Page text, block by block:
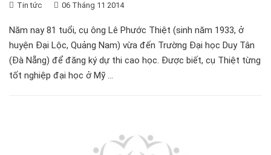
Tin tức 06 Tháng 11 2014
Năm nay 81 tuổi, cụ ông Lê Phước Thiệt (sinh năm 1933, ở
huyện Đại Lộc, Quảng Nam) vừa đến Trường Đại học Duy Tân
(Đà Nẵng) để đăng ký dự thi cao học. Được biết, cụ Thiệt từng
tốt nghiệp đại học ở Mỹ ...